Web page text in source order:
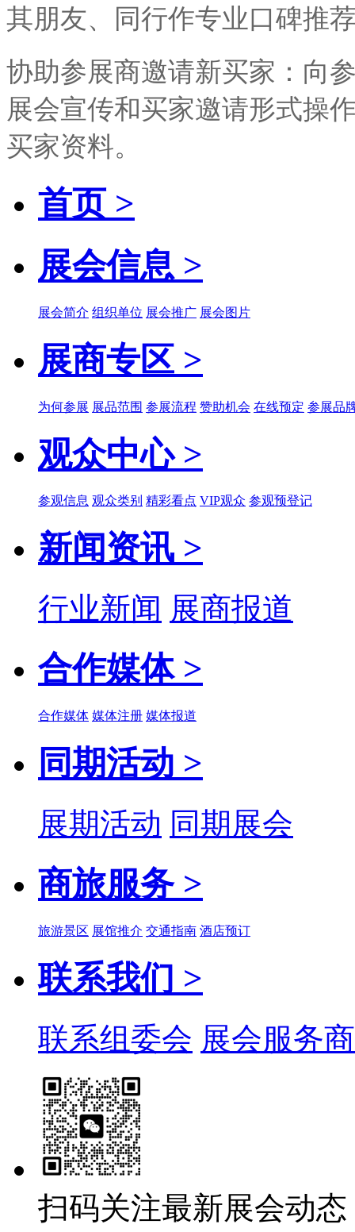
其朋友、同行作专业口碑推
协助参展商邀请新买家：向
展会宣传和买家邀请形式操
买家资料。
首页 >
展会信息 >
展会简介 组织单位 展会推广 展会图片
展商专区 >
为何参展 展品范围 参展流程 赞助机会 在线预定 参展品
观众中心 >
参观信息 观众类别 精彩看点 VIP观众 参观预登记
新闻资讯 >
行业新闻 展商报道
合作媒体 >
合作媒体 媒体注册 媒体报道
同期活动 >
展期活动 同期展会
商旅服务 >
旅游景区 展馆推介 交通指南 酒店预订
联系我们 >
联系组委会 展会服务商
扫码关注最新展会动态